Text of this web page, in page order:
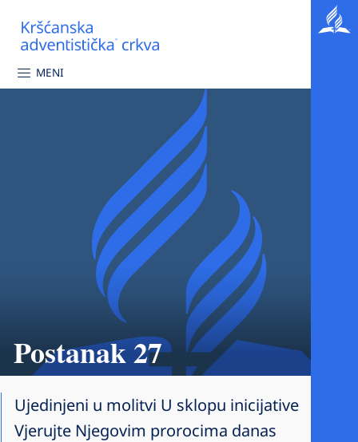
MENI
Postanak 27
Ujedinjeni u molitvi U sklopu inicijative
Vjerujte Njegovim prorocima danas